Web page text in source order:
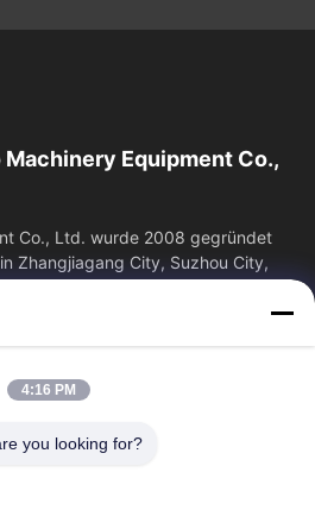
Equipment Co.,
Co., Ltd. wurde 2008 gegründet
Zhangjiagang City, Suzhou City,
Über Uns
Qualitätskontrolle
4:16 PM
you looking for?